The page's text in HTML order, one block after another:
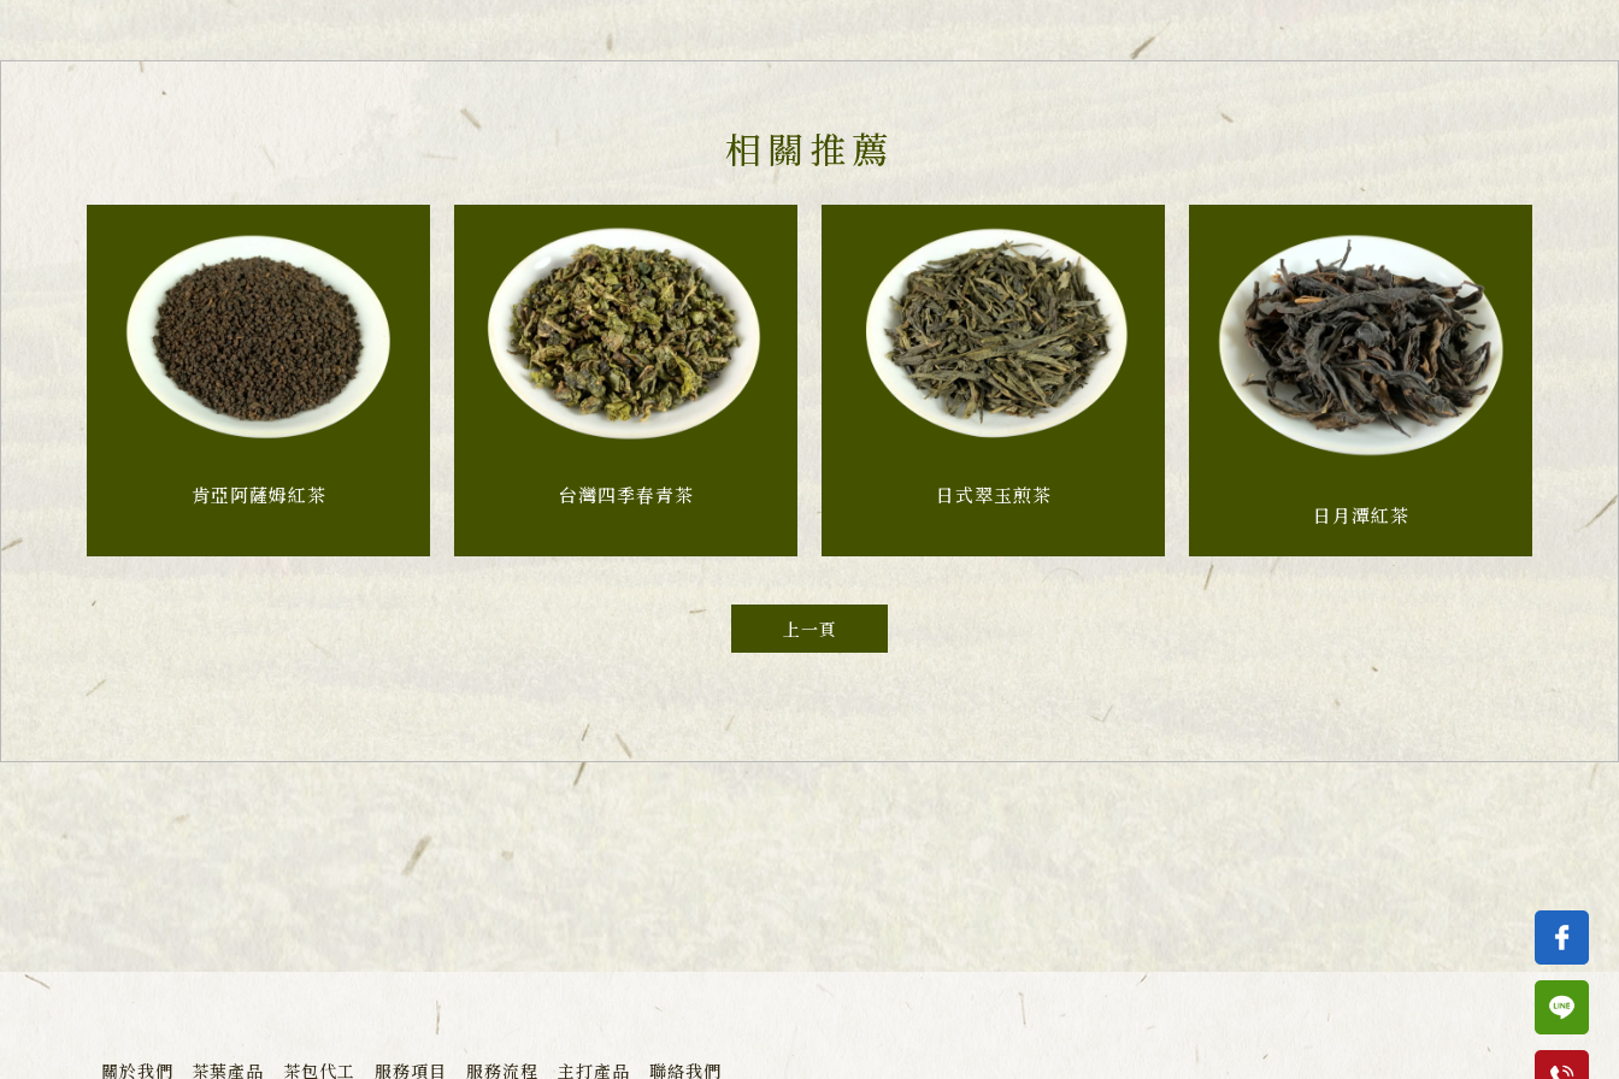
肯亞阿薩姆紅茶 台灣四季春青茶 日式翠玉煎茶
日月潭紅茶
上一頁
關於我們 茶葉產品 茶包代工 服務項目 服務流程 主打產品 聯絡我們
茶行 南投茶行 名間鄉茶行